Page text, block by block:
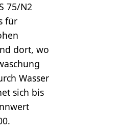
75/N2
für
dort, wo
Wasser
sich bis